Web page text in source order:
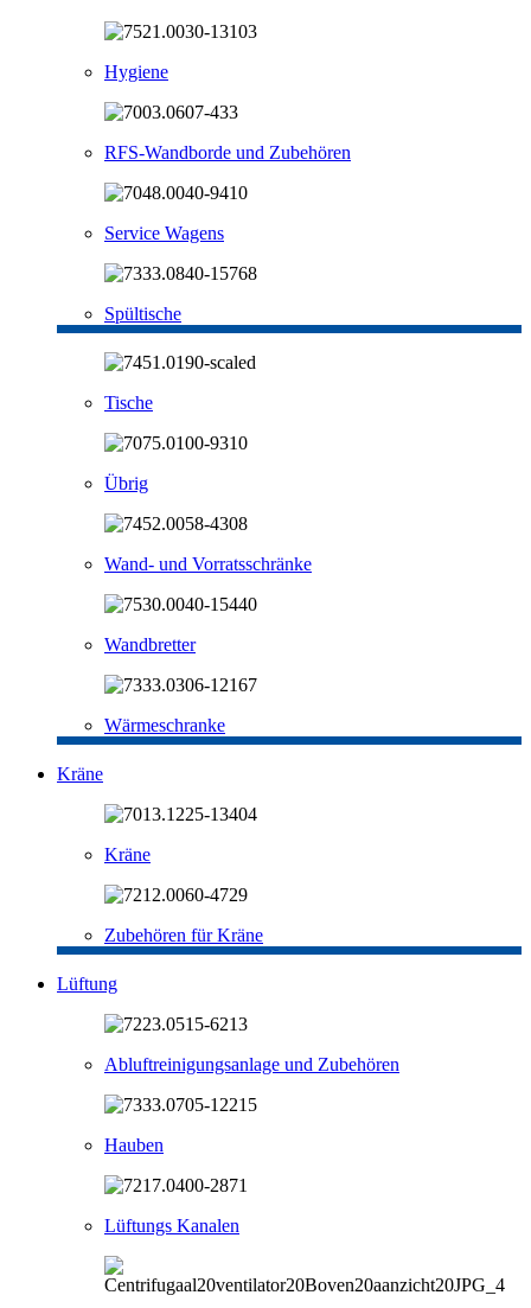
Hygiene
RFS-Wandborde und Zubehören
Service Wagens
Spültische
Tische
Übrig
Wand- und Vorratsschränke
Wandbretter
Wärmeschranke
Kräne
Kräne
Zubehören für Kräne
Lüftung
Abluftreinigungsanlage und Zubehören
Hauben
Lüftungs Kanalen